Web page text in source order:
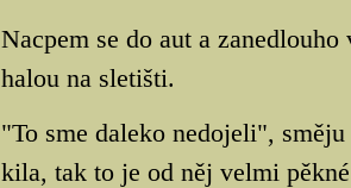
Nacpem se do aut a
halou na sletišti.
"To sme daleko nedojeli",
kila, tak to je od něj velmi